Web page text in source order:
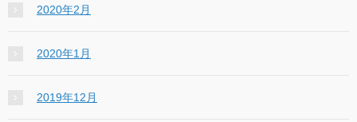
2020年2月
2020年1月
2019年12月